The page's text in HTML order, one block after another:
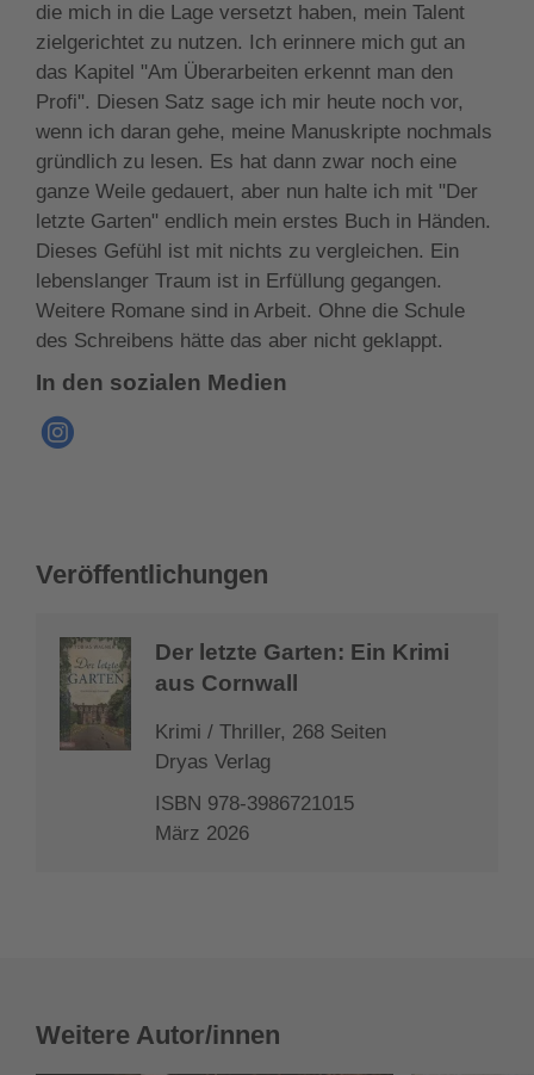
die mich in die Lage versetzt haben, mein Talent
zielgerichtet zu nutzen. Ich erinnere mich gut an
das Kapitel "Am Überarbeiten erkennt man den
Profi". Diesen Satz sage ich mir heute noch vor,
wenn ich daran gehe, meine Manuskripte nochmals
gründlich zu lesen. Es hat dann zwar noch eine
ganze Weile gedauert, aber nun halte ich mit "Der
letzte Garten" endlich mein erstes Buch in Händen.
Dieses Gefühl ist mit nichts zu vergleichen. Ein
lebenslanger Traum ist in Erfüllung gegangen.
Weitere Romane sind in Arbeit. Ohne die Schule
des Schreibens hätte das aber nicht geklappt.
In den sozialen Medien
Veröffentlichungen
Der letzte Garten: Ein Krimi
aus Cornwall
Krimi / Thriller, 268 Seiten
Dryas Verlag
ISBN 978-3986721015
März 2026
Weitere Autor/innen